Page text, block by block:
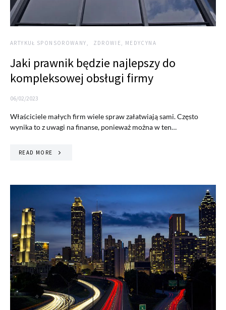
ARTYKUŁ SPONSOROWANY ZDROWIE, MEDYCYNA
Jaki prawnik będzie najlepszy do
kompleksowej obsługi firmy
06/02/2023
Właściciele małych firm wiele spraw załatwiają sami. Często
wynika to z uwagi na finanse, ponieważ można w ten…
READ MORE